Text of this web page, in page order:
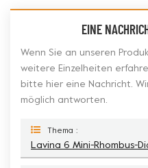
EINE
Wenn Sie an unseren
weitere Einzelheiten
bitte hier eine Nachricht.
möglich antworten.
Thema :